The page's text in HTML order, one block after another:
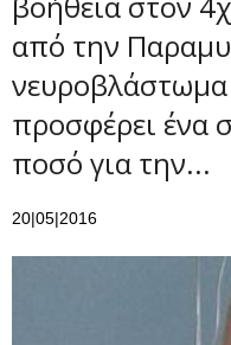
από την
προσφέρει ένα
ποσό για την...
20|05|2016